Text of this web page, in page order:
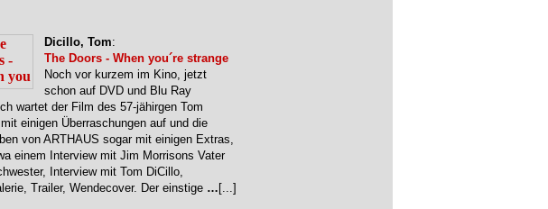
Dicillo, Tom:
The Doors - When you´re strange
Noch vor kurzem im Kino, jetzt
schon auf DVD und Blu Ray
wartet der Film des 57-jähirgen Tom
einigen Überraschungen auf und die
von ARTHAUS sogar mit einigen Extras,
einem Interview mit Jim Morrisons Vater
Interview mit Tom DiCillo,
Trailer, Wendecover. Der einstige … [...]